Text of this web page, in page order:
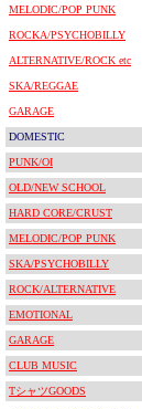
MELODIC/POP PUNK
ROCKA/PSYCHOBILLY
ALTERNATIVE/ROCK etc
SKA/REGGAE
GARAGE
DOMESTIC
PUNK/OI
OLD/NEW SCHOOL
HARD CORE/CRUST
MELODIC/POP PUNK
SKA/PSYCHOBILLY
ROCK/ALTERNATIVE
EMOTIONAL
GARAGE
CLUB MUSIC
TシャツGOODS